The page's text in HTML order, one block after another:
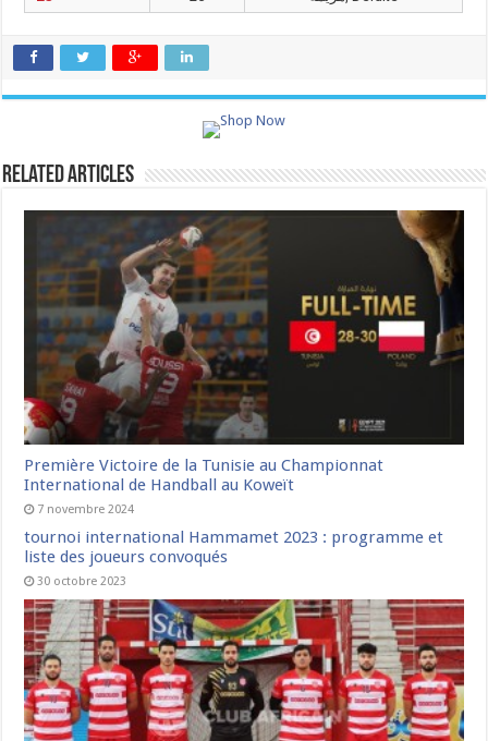
Related Articles
Première Victoire de la Tunisie au Championnat
International de Handball au Koweït
7 novembre 2024
tournoi international Hammamet 2023 : programme et
liste des joueurs convoqués
30 octobre 2023